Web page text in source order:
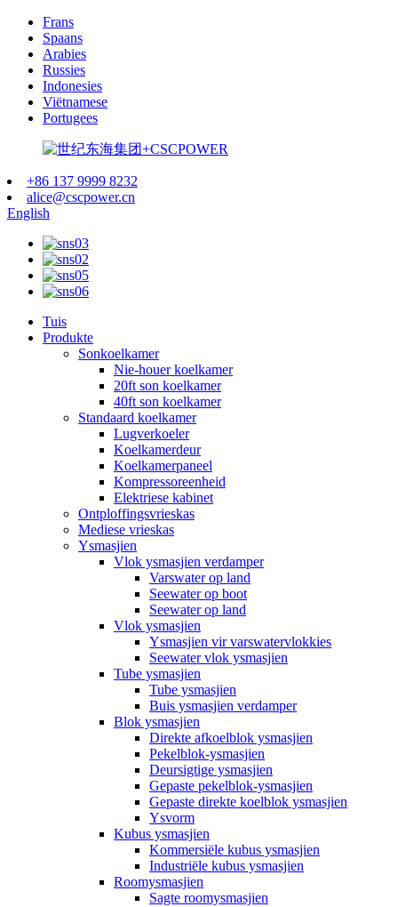
Frans
Spaans
Arabies
Russies
Indonesies
Viëtnamese
Portugees
+86 137 9999 8232
alice@cscpower.cn
English
Tuis
Produkte
Sonkoelkamer
Nie-houer koelkamer
20ft son koelkamer
40ft son koelkamer
Standaard koelkamer
Lugverkoeler
Koelkamerdeur
Koelkamerpaneel
Kompressoreenheid
Elektriese kabinet
Ontploffingsvrieskas
Mediese vrieskas
Ysmasjien
Vlok ysmasjien verdamper
Varswater op land
Seewater op boot
Seewater op land
Vlok ysmasjien
Ysmasjien vir varswatervlokkies
Seewater vlok ysmasjien
Tube ysmasjien
Tube ysmasjien
Buis ysmasjien verdamper
Blok ysmasjien
Direkte afkoelblok ysmasjien
Pekelblok-ysmasjien
Deursigtige ysmasjien
Gepaste pekelblok-ysmasjien
Gepaste direkte koelblok ysmasjien
Ysvorm
Kubus ysmasjien
Kommersiële kubus ysmasjien
Industriële kubus ysmasjien
Roomysmasjien
Sagte roomysmasjien